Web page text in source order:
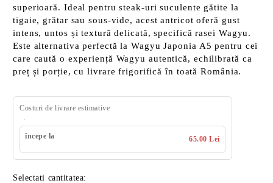
superioară. Ideal pentru steak-uri suculente gătite la
tigaie, grătar sau sous-vide, acest antricot oferă gust
intens, untos și textură delicată, specifică rasei Wagyu.
Este alternativa perfectă la Wagyu Japonia A5 pentru cei
care caută o experiență Wagyu autentică, echilibrată ca
preț și porție, cu livrare frigorifică în toată România.
Costuri de livrare estimative
începe la 65.00 Lei
Selectati cantitatea: